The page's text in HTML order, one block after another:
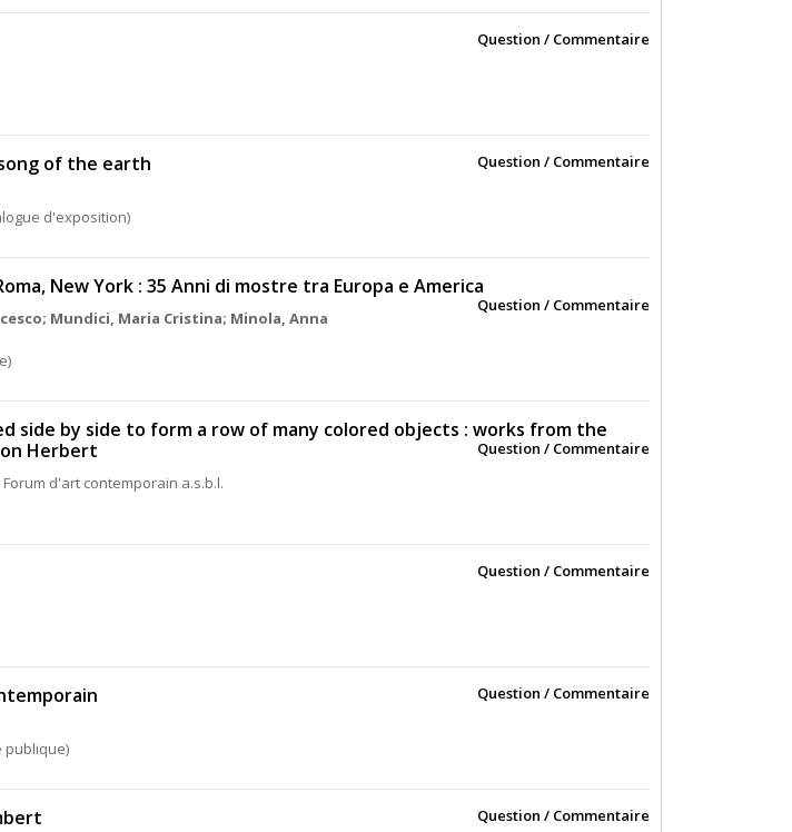
Question / Commentaire
of the earth
Question / Commentaire
d'exposition)
New York : 35 Anni di mostre tra Europa e America
Question / Commentaire
Mundici, Maria Cristina; Minola, Anna
side by side to form a row of many colored objects : works from the
Herbert
Question / Commentaire
d'art contemporain a.s.b.l.
Question / Commentaire
Question / Commentaire
publique)
Question / Commentaire